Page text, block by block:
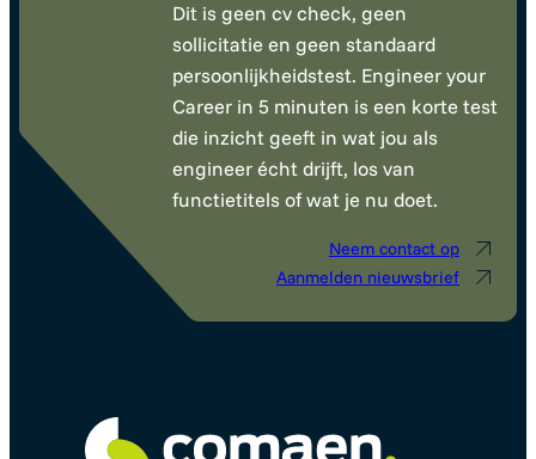
Dit is geen cv check, geen
sollicitatie en geen standaard
persoonlijkheidstest. Engineer your
Career in 5 minuten is een korte test
die inzicht geeft in wat jou als
engineer écht drijft, los van
functietitels of wat je nu doet.
Neem contact op
Aanmelden nieuwsbrief